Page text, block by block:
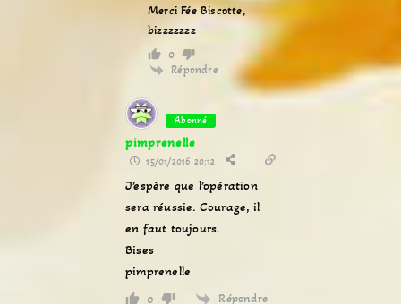
Merci Fée Biscotte,
bizzzzzzz
0
Répondre
Abonné
pimprenelle
15/01/2016 20:12
J’espère que l’opération
sera réussie. Courage, il
en faut toujours.
Bises
pimprenelle
0 Répondre